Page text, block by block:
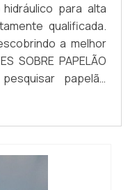
para alta
qualificada.
a melhor
SOBRE PAPELÃO
pesquisar papelão
a kaelved. Uma